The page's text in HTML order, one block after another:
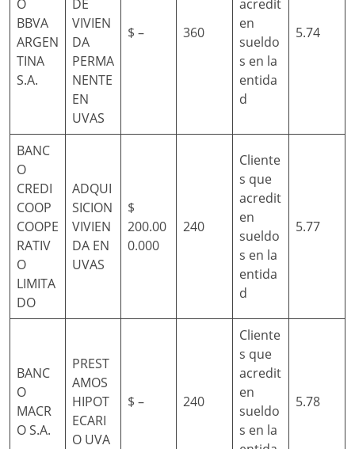
O
BBVA
ARGEN
TINA
S.A.
DE
VIVIEN
DA
PERMA
NENTE
EN
UVAS
$ – 360
acredit
en
sueldo
s en la
entida
d
5.74
BANC
O
CREDI
COOP
COOPE
RATIV
O
LIMITA
DO
ADQUI
SICION
VIVIEN
DA EN
UVAS
$
200.00
0.000
240
Cliente
s que
acredit
en
sueldo
s en la
entida
d
5.77
BANC
O
MACR
O S.A.
PREST
AMOS
HIPOT
ECARI
O UVA
$ – 240
Cliente
s que
acredit
en
sueldo
s en la
5.78